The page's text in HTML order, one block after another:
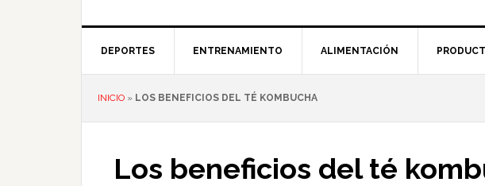
DEPORTES ENTRENAMIENTO ALIMENTACIÓN
INICIO » LOS BENEFICIOS DEL TÉ KOMBUCHA
Los beneficios del té